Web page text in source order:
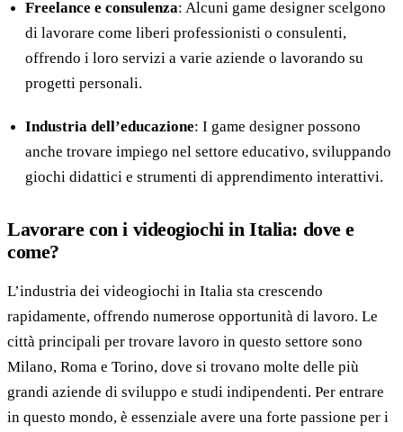
Freelance e consulenza: Alcuni game designer scelgono
di lavorare come liberi professionisti o consulenti,
offrendo i loro servizi a varie aziende o lavorando su
progetti personali.
Industria dell’educazione: I game designer possono
anche trovare impiego nel settore educativo, sviluppando
giochi didattici e strumenti di apprendimento interattivi.
Lavorare con i videogiochi in Italia: dove e
come?
L’industria dei videogiochi in Italia sta crescendo
rapidamente, offrendo numerose opportunità di lavoro. Le
città principali per trovare lavoro in questo settore sono
Milano, Roma e Torino, dove si trovano molte delle più
grandi aziende di sviluppo e studi indipendenti. Per entrare
in questo mondo, è essenziale avere una forte passione per i